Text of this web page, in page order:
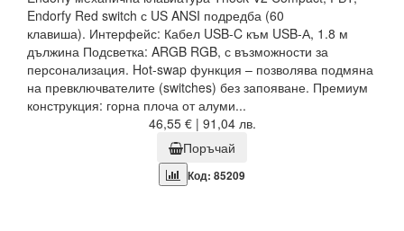
Endorfy Red switch с US ANSI подредба (60
клавиша). Интерфейс: Кабел USB-C към USB-А, 1.8 м
дължина Подсветка: ARGB RGB, с възможности за
персонализация. Hot-swap функция – позволява подмяна
на превключвателите (switches) без запояване. Премиум
конструкция: горна плоча от алуми...
46,55 € | 91,04 лв.
Поръчай
Код: 85209